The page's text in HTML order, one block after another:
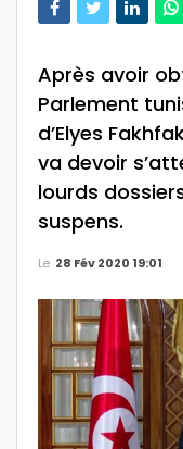
Après avoir
Parlement
d’Elyes
va devoir
lourds
suspens.
Le 28 Fév 2020 19:01